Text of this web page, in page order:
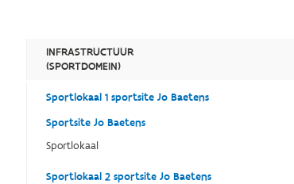
INFRASTRUCTUUR
(SPORTDOMEIN)
Sportlokaal 1 sportsite Jo Baetens
Sportsite Jo Baetens
Sportlokaal
Sportlokaal 2 sportsite Jo Baetens